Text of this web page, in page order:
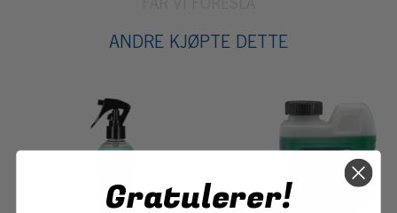
ANDRE KJØPTE DETTE
Gratulerer!